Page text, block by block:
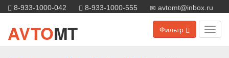
8-933-1000-042 8-933-1000-555 avtomt@inbox.ru
Фильтр
AVTOMT